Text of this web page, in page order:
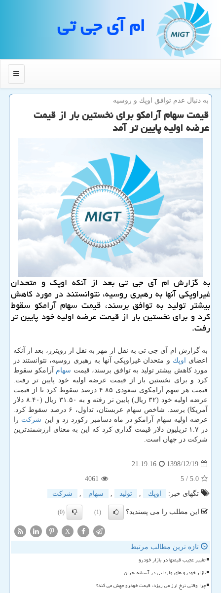
ام آی جی تی
منو
به دنبال عدم توافق اوپك و روسیه
قیمت سهام آرامكو برای نخستین بار از قیمت
عرضه اولیه پایین تر آمد
به گزارش ام آی جی تی بعد از آنكه اوپك و متحدان
غیراوپكی آنها به رهبری روسیه، نتوانستند در مورد كاهش
بیشتر تولید به توافق برسند، قیمت سهام آرامكو سقوط
كرد و برای نخستین بار از قیمت عرضه اولیه خود پایین تر
رفت.
به گزارش ام آی جی تی به نقل از مهر به نقل از رویترز، بعد از آنكه
اعضای اوپك و متحدان غیراوپكی آنها به رهبری روسیه، نتوانستند در
مورد كاهش بیشتر تولید به توافق برسند، قیمت سهام آرامكو سقوط
كرد و برای نخستین بار از قیمت عرضه اولیه خود پایین تر رفت.
قیمت هر سهم آرامكوی سعودی ۴.۸۵ درصد سقوط كرد تا از قیمت
عرضه اولیه خود (۳۲ ریال) پایین تر رفته و به ۳۱.۵۰ ریال (۸.۴۰ دلار
آمریكا) برسد. شاخص سهام عربستان، تداول، ۶ درصد سقوط كرد.
عرضه اولیه سهام آرامكو در ماه دسامبر ركورد زد و این شركت را
در ۱.۷ تریلیون دلار قیمت گذاری كرد كه این به معنای ارزشمندترین
شركت در جهان است.
1398/12/19
21:19:16
5.0
/ 5
4061
تگهای خبر:
اوپك , تولید , سهام , شركت
این مطلب را می پسندید؟ (1)
(0)
X
تازه ترین مطالب مرتبط
تغییر عجیب قیمتها در بازار خودرو
بازار خودرو های وارداتی در آستانه بحران
چرا وقتی نرخ ارز می ریزد، قیمت خودرو جهش می کند؟